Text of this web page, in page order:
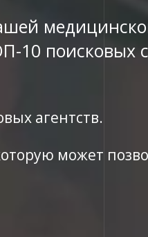
10 поисковых
агентств.
может